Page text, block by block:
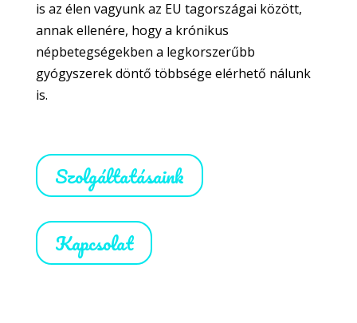
is az élen vagyunk az EU tagországai között,
annak ellenére, hogy a krónikus
népbetegségekben a legkorszerűbb
gyógyszerek döntő többsége elérhető nálunk
is.
Szolgáltatásaink
Kapcsolat